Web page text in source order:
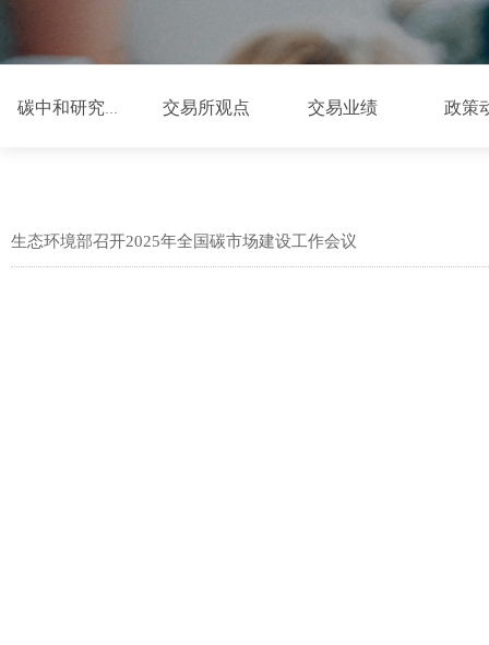
生态环境部召开2025年全国碳市场建设工作会议
碳中和研究中心 交易所观点 交易业绩 政策